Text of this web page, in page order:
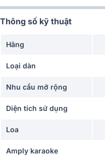
Thông số kỹ thuật
Hãng
Loại dàn
Nhu cầu mở rộng
Diện tích sử dụng
Loa
Amply karaoke